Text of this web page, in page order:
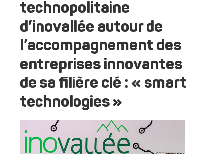
technopolitaine
d’inovallée autour de
l’accompagnement des
entreprises innovantes
de sa filière clé : « smart
technologies »